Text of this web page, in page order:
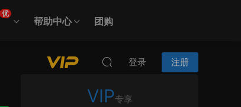
优
帮助中心 团购
登录 注册
VIP专享